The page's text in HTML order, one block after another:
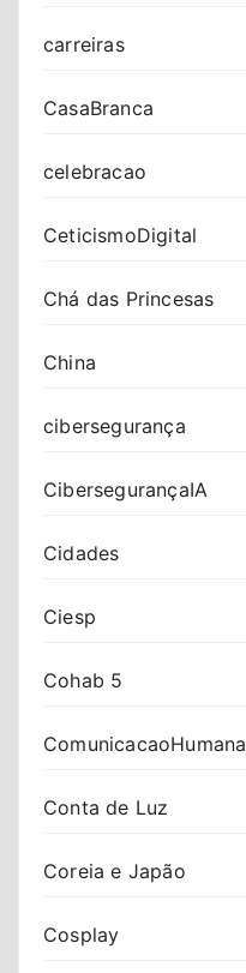
carreiras
CasaBranca
celebracao
CeticismoDigital
Chá das Princesas
China
cibersegurança
CibersegurançaIA
Cidades
Ciesp
Cohab 5
ComunicacaoHumana
Conta de Luz
Coreia e Japão
Cosplay